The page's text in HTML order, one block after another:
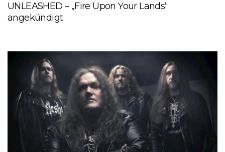
UNLEASHED – „Fire Upon Your Lands“
angekündigt